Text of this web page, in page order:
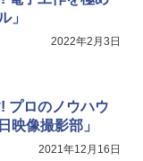
」
2022年2月3日
プロのノウハウ
映像撮影部」
2021年12月16日